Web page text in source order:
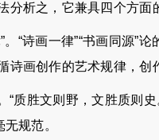
分析之，它兼具四个方面
。“诗画一律”“书画同源”
诗画创作的艺术规律，
“质胜文则野，文胜质则
规范。